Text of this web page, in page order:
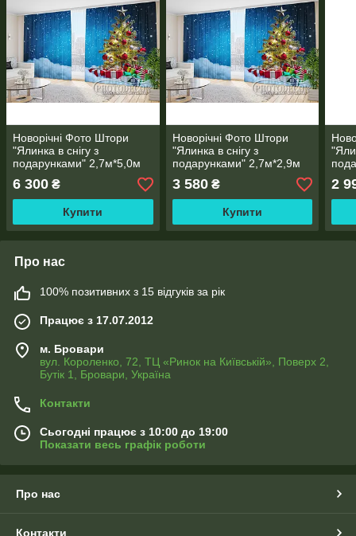
Новорічні Фото Штори
"Ялинка в снігу з
подарунками" 2,7м*5,0м
тасьма
6 300 ₴
Купити
Новорічні Фото Штори
"Ялинка в снігу з
подарунками" 2,7м*2,9м
тасьма
3 580₴
Купити
2
Про нас
100% позитивних з 15 відгуків за рік
Працює з 17.07.2012
м. Бровари
вул. Короленко, 72, ТЦ «Ринок на Київській», Поверх 2,
Бутік 1, Бровари, Україна
Контакти
Сьогодні працює з 10:00 до 19:00
Показати весь графік роботи
Про нас
Контакти